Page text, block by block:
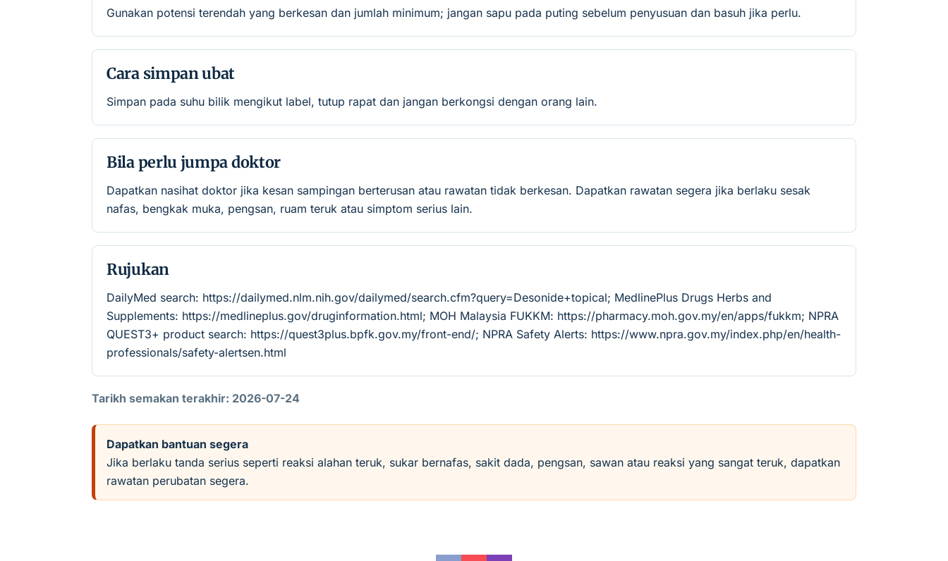
Gunakan potensi terendah yang berkesan dan jumlah minimum; jangan sapu pada puting sebelum penyusuan dan basuh jika perlu.
Cara simpan ubat
Simpan pada suhu bilik mengikut label, tutup rapat dan jangan berkongsi dengan orang lain.
Bila perlu jumpa doktor
Dapatkan nasihat doktor jika kesan sampingan berterusan atau rawatan tidak berkesan. Dapatkan rawatan segera jika berlaku sesak
nafas, bengkak muka, pengsan, ruam teruk atau simptom serius lain.
Rujukan
DailyMed search: https://dailymed.nlm.nih.gov/dailymed/search.cfm?query=Desonide+topical; MedlinePlus Drugs Herbs and
Supplements: https://medlineplus.gov/druginformation.html; MOH Malaysia FUKKM: https://pharmacy.moh.gov.my/en/apps/fukkm; NPRA
QUEST3+ product search: https://quest3plus.bpfk.gov.my/front-end/; NPRA Safety Alerts: https://www.npra.gov.my/index.php/en/health-
professionals/safety-alertsen.html
Tarikh semakan terakhir: 2026-07-24
Dapatkan bantuan segera
Jika berlaku tanda serius seperti reaksi alahan teruk, sukar bernafas, sakit dada, pengsan, sawan atau reaksi yang sangat teruk, dapatkan
rawatan perubatan segera.